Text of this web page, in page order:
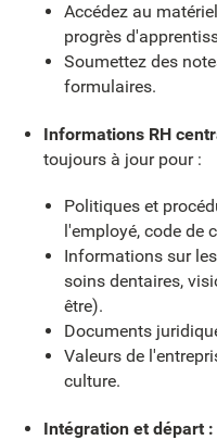
Accédez au
progrès
Soumettez des
formulaires.
Informations RH
toujours à jour pour :
Politiques et
l'employé, code de
Informations sur
soins dentaires,
être).
Documents
Valeurs de
culture.
Intégration et départ :